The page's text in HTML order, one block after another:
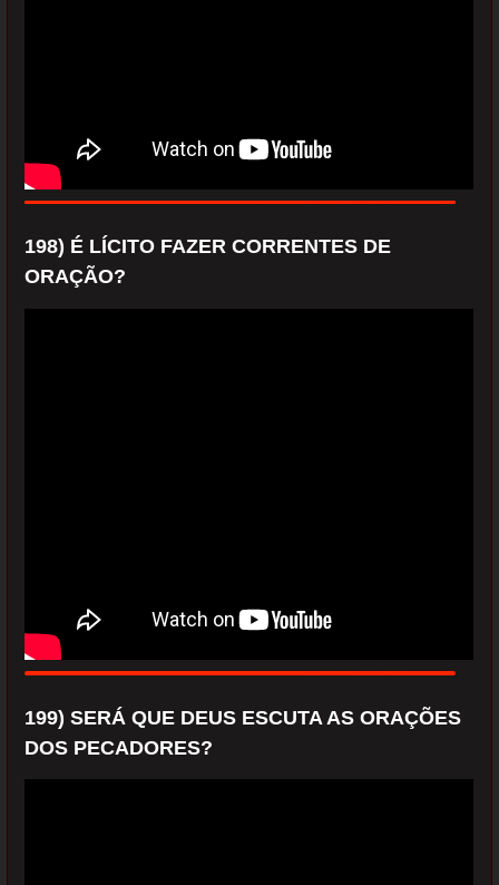
198) É LÍCITO FAZER CORRENTES DE
ORAÇÃO?
199) SERÁ QUE DEUS ESCUTA AS ORAÇÕES
DOS PECADORES?